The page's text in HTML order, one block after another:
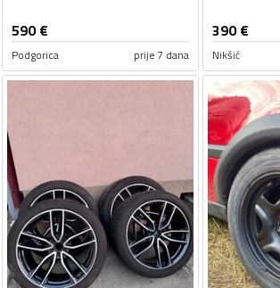
590€
Podgorica prije 7 dana
390€
Nikšić